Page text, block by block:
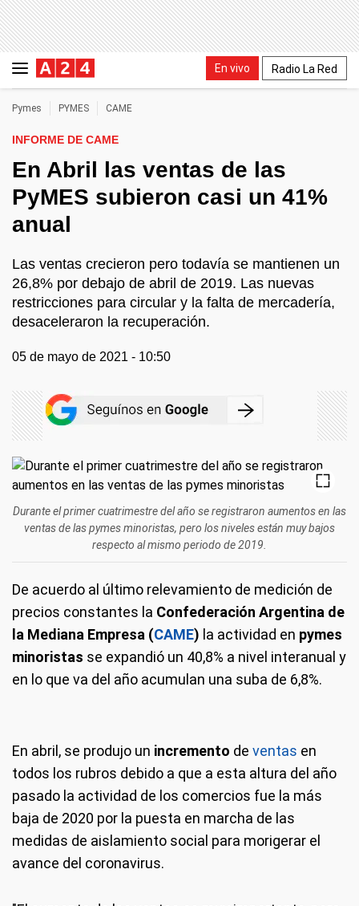
En vivo Radio La Red
Pymes PYMES CAME
INFORME DE CAME
En Abril las ventas de las
PyMES subieron casi un 41%
anual
Las ventas crecieron pero todavía se mantienen un
26,8% por debajo de abril de 2019. Las nuevas
restricciones para circular y la falta de mercadería,
desaceleraron la recuperación.
05 de mayo de 2021 - 10:50
Durante el primer cuatrimestre del año se registraron aumentos en las
ventas de las pymes minoristas, pero los niveles están muy bajos
respecto al mismo periodo de 2019.
De acuerdo al último relevamiento de medición de
precios constantes la Confederación Argentina de
la Mediana Empresa (CAME) la actividad en pymes
minoristas se expandió un 40,8% a nivel interanual y
en lo que va del año acumulan una suba de 6,8%.
En abril, se produjo un incremento de ventas en
todos los rubros debido a que a esta altura del año
pasado la actividad de los comercios fue la más
baja de 2020 por la puesta en marcha de las
medidas de aislamiento social para morigerar el
avance del coronavirus.